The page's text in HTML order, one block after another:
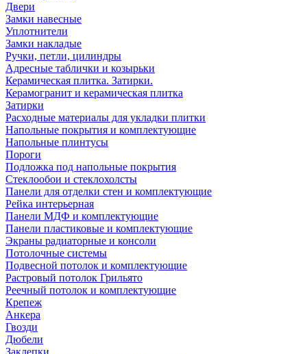
Двери
Замки навесные
Уплотнители
Замки накладые
Ручки, петли, цилиндры
Адресные таблички и козырьки
Керамическая плитка. Затирки.
Керамогранит и керамическая плитка
Затирки
Расходные материалы для укладки плитки
Напольные покрытия и комплектующие
Напольные плинтусы
Пороги
Подложка под напольные покрытия
Стеклообои и стеклохолсты
Панели для отделки стен и комплектующие
Рейка интерьерная
Панели МДФ и комплектующие
Панели пластиковые и комплектующие
Экраны радиаторные и консоли
Потолочные системы
Подвесной потолок и комплектующие
Растровый потолок Грильято
Реечный потолок и комплектующие
Крепеж
Анкера
Гвозди
Дюбели
Заклепки